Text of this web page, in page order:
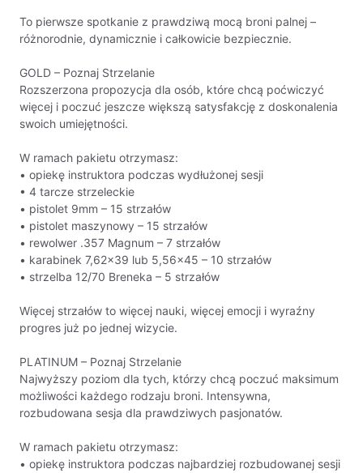
To pierwsze spotkanie z prawdziwą mocą broni palnej –
różnorodnie, dynamicznie i całkowicie bezpiecznie.
GOLD – Poznaj Strzelanie
Rozszerzona propozycja dla osób, które chcą poćwiczyć
więcej i poczuć jeszcze większą satysfakcję z doskonalenia
swoich umiejętności.
W ramach pakietu otrzymasz:
• opiekę instruktora podczas wydłużonej sesji
• 4 tarcze strzeleckie
• pistolet 9mm – 15 strzałów
• pistolet maszynowy – 15 strzałów
• rewolwer .357 Magnum – 7 strzałów
• karabinek 7,62×39 lub 5,56×45 – 10 strzałów
• strzelba 12/70 Breneka – 5 strzałów
Więcej strzałów to więcej nauki, więcej emocji i wyraźny
progres już po jednej wizycie.
PLATINUM – Poznaj Strzelanie
Najwyższy poziom dla tych, którzy chcą poczuć maksimum
możliwości każdego rodzaju broni. Intensywna,
rozbudowana sesja dla prawdziwych pasjonatów.
W ramach pakietu otrzymasz:
• opiekę instruktora podczas najbardziej rozbudowanej sesji